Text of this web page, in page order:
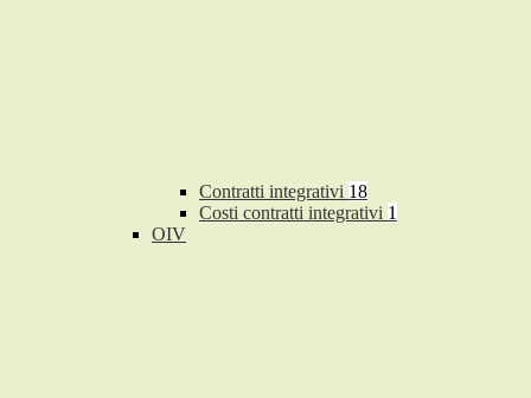
Contratti integrativi 18
Costi contratti integrativi 1
OIV